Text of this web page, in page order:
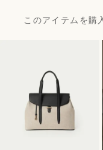
このアイテムを購